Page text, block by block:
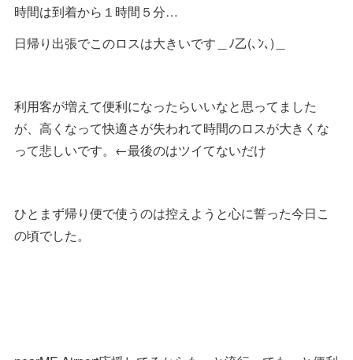
時間は到着から１時間５分…
日帰り出張でこのロスは大きいです＿ﾉ乙(､ﾝ､)＿
利用客が増えて便利になったらいいなと思ってました
が、高くなって快適さが失われて時間のロスが大きくな
って悲しいです。←最後のはツイてないだけ
ひとまず帰り便で使うのは控えようと心に誓った今日こ
の頃でした。